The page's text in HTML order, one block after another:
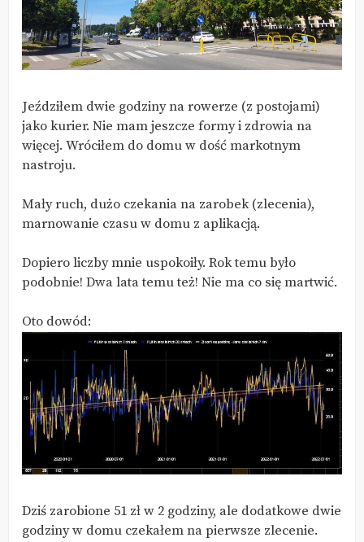
Jeździłem dwie godziny na rowerze (z postojami)
jako kurier. Nie mam jeszcze formy i zdrowia na
więcej. Wróciłem do domu w dość markotnym
nastroju.
Mały ruch, dużo czekania na zarobek (zlecenia),
marnowanie czasu w domu z aplikacją.
Dopiero liczby mnie uspokoiły. Rok temu było
podobnie! Dwa lata temu też! Nie ma co się martwić.
Oto dowód:
Dziś zarobione 51 zł w 2 godziny, ale dodatkowe dwie
godziny w domu czekałem na pierwsze zlecenie.